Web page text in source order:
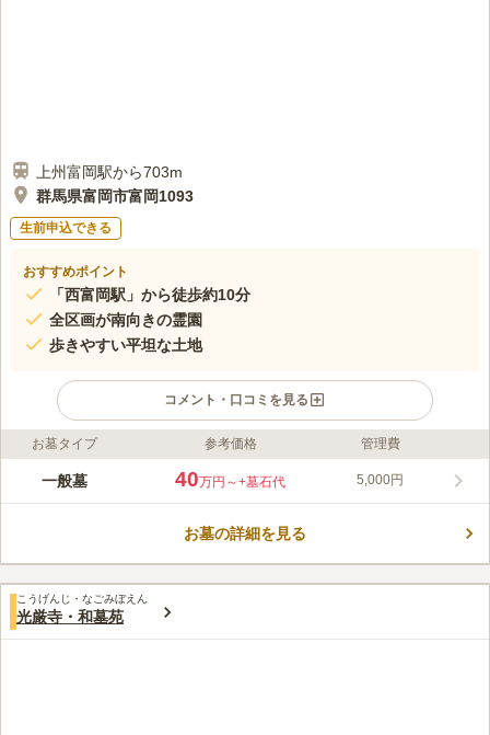
上州富岡駅から703m
群馬県富岡市富岡1093
生前申込できる
おすすめポイント
「西富岡駅」から徒歩約10分
全区画が南向きの霊園
歩きやすい平坦な土地
コメント・口コミを見る
ライフドット編集部のコメント
富岡市の中心部にあり、最寄駅から徒歩圏内にある、浄土宗の龍
気持ちでお参りができます。園内には、世界遺産に認名されてい
ることが条件になります。全区画が南向きなうえ、平坦な立地で
す。足腰に自信がない方でも安心してお墓参りができるでしょ
う。
口コミ評価
この霊園はまだ誰からも評価されていません。
お墓タイプ 参考価格 管理費
一般墓 40万円～+墓石代 5,000円
お墓の詳細を見る
こうげんじ・なごみぼえん
光厳寺・和墓苑